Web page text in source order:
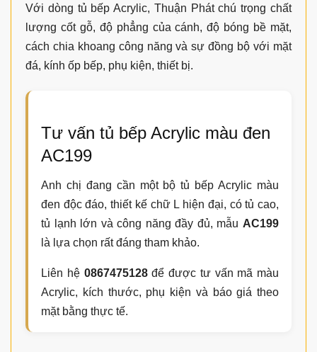
thiết bị bếp, tủ cao và các yêu cầu thiết kế riêng.
sóng và các phụ kiện gia đình muốn lắp đặt. Anh chị
phí trước khi thi công.
hành
Nội Thất Thuận Phát nhận tư vấn, thiết kế và thi
công tủ bếp Acrylic theo yêu cầu tại Hà Nội, Hồ Chí
chốt báo giá, sản xuất tại xưởng và lắp đặt hoàn